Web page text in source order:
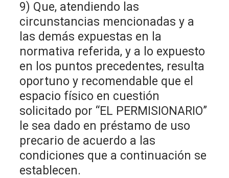
9) Que, atendiendo las
circunstancias mencionadas y a
las demás expuestas en la
normativa referida, y a lo expuesto
en los puntos precedentes, resulta
oportuno y recomendable que el
espacio físico en cuestión
solicitado por “EL PERMISIONARIO”
le sea dado en préstamo de uso
precario de acuerdo a las
condiciones que a continuación se
establecen.